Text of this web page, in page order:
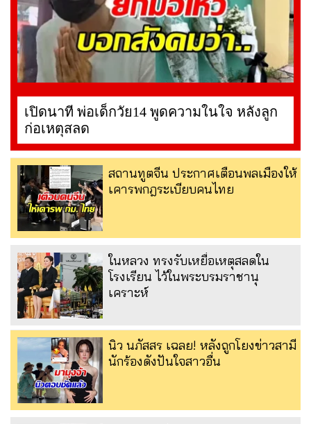
เปิดนาที พ่อเด็กวัย14 พูดความในใจ หลังลูก
ก่อเหตุสลด
สถานทูตจีน ประกาศเตือนพลเมืองให้
เคารพกฎระเบียบคนไทย
ในหลวง ทรงรับเหยื่อเหตุสลดใน
โรงเรียน ไว้ในพระบรมราชานุ
เคราะห์
นิว นภัสสร เฉลย! หลังถูกโยงข่าวสามี
นักร้องดังปันใจสาวอื่น